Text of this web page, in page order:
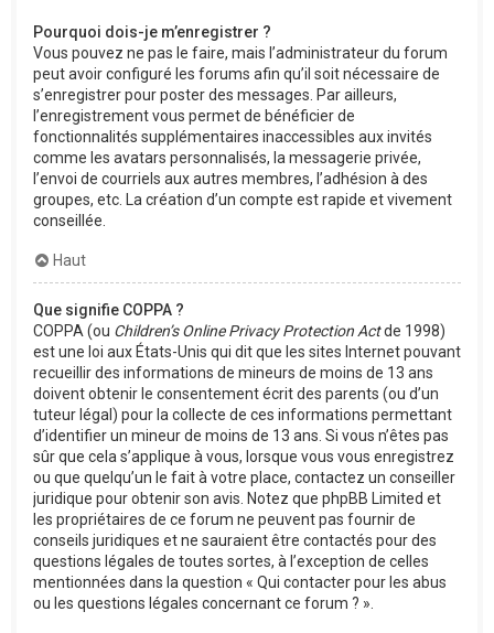
Pourquoi dois-je m’enregistrer ?
Vous pouvez ne pas le faire, mais l’administrateur du forum
peut avoir configuré les forums afin qu’il soit nécessaire de
s’enregistrer pour poster des messages. Par ailleurs,
l’enregistrement vous permet de bénéficier de
fonctionnalités supplémentaires inaccessibles aux invités
comme les avatars personnalisés, la messagerie privée,
l’envoi de courriels aux autres membres, l’adhésion à des
groupes, etc. La création d’un compte est rapide et vivement
conseillée.
Haut
Que signifie COPPA ?
COPPA (ou Children’s Online Privacy Protection Actde 1998)
est une loi aux États-Unis qui dit que les sites Internet pouvant
recueillir des informations de mineurs de moins de 13 ans
doivent obtenir le consentement écrit des parents (ou d’un
tuteur légal) pour la collecte de ces informations permettant
d’identifier un mineur de moins de 13 ans. Si vous n’êtes pas
sûr que cela s’applique à vous, lorsque vous vous enregistrez
ou que quelqu’un le fait à votre place, contactez un conseiller
juridique pour obtenir son avis. Notez que phpBB Limited et
les propriétaires de ce forum ne peuvent pas fournir de
conseils juridiques et ne sauraient être contactés pour des
questions légales de toutes sortes, à l’exception de celles
mentionnées dans la question « Qui contacter pour les abus
ou les questions légales concernant ce forum ? ».